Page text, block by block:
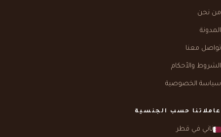
من نحن
المدونة
تواصل معنا
الشروط والأحكام
سياسة الخصوصية
عاملاتنا حسب الجنسية
ناني في قطر